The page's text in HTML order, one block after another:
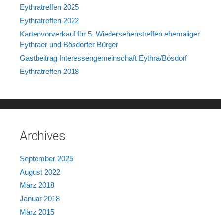
Eythratreffen 2025
Eythratreffen 2022
Kartenvorverkauf für 5. Wiedersehenstreffen ehemaliger
Eythraer und Bösdorfer Bürger
Gastbeitrag Interessengemeinschaft Eythra/Bösdorf
Eythratreffen 2018
Archives
September 2025
August 2022
März 2018
Januar 2018
März 2015